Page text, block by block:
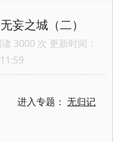
妄之城（二）
3000 次 更新时间：
进入专题：无归记